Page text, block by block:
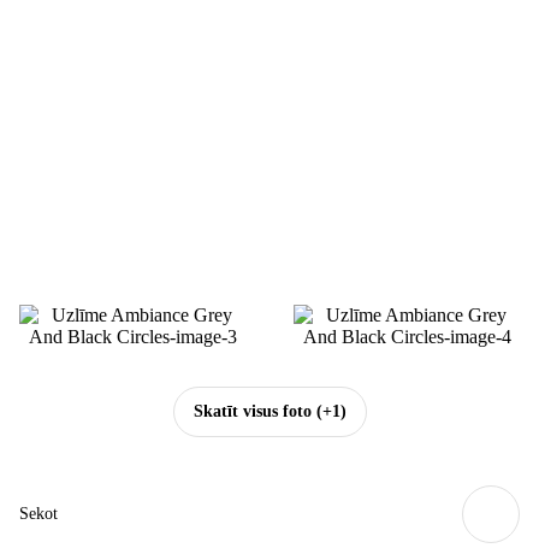
Skatīt visus foto(+1)
Sekot